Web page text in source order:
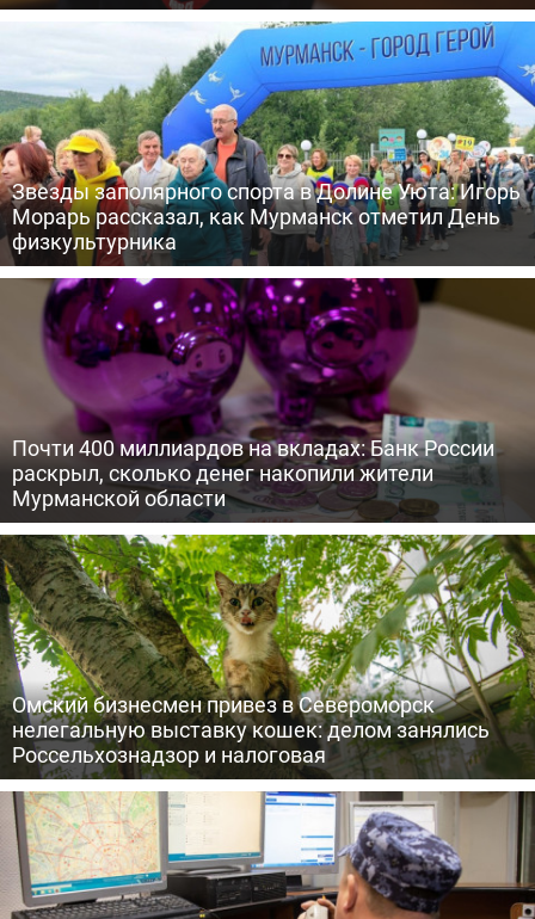
Звезды заполярного спорта в Долине Уюта: Игорь
Морарь рассказал, как Мурманск отметил День
физкультурника
Почти 400 миллиардов на вкладах: Банк России
раскрыл, сколько денег накопили жители
Мурманской области
Омский бизнесмен привез в Североморск
нелегальную выставку кошек: делом занялись
Россельхознадзор и налоговая